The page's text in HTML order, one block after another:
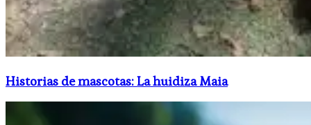
Historias de mascotas: La huidiza Maia